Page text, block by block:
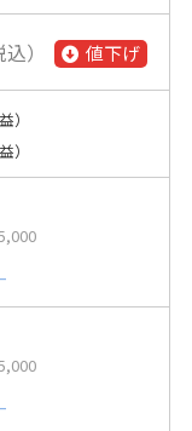
込） 値下げ
）
）